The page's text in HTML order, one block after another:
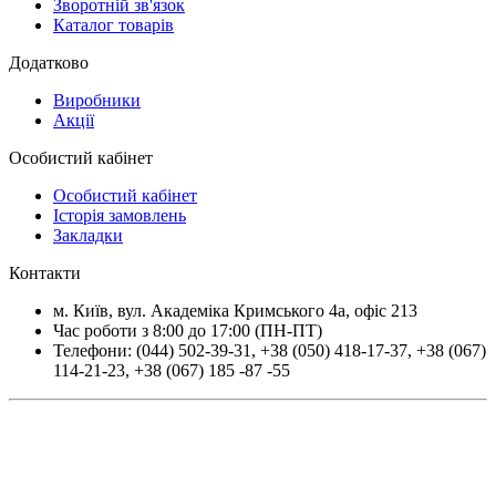
Зворотній зв'язок
Каталог товарів
Додатково
Виробники
Акції
Особистий кабінет
Особистий кабінет
Історія замовлень
Закладки
Контакти
м. Київ, вул. Академіка Кримського 4а, офіс 213
Час роботи з 8:00 до 17:00 (ПН-ПТ)
Телефони: (044) 502-39-31 , +38 (050) 418-17-37, +38 (067)
114-21-23, +38 (067) 185 -87 -55